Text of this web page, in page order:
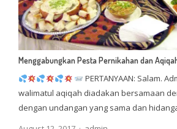
Menggabungkan Pesta Pernikahan dan
PERTANYAAN: Salam.
walimatul aqiqah diadakan bersamaan
dengan undangan yang sama dan